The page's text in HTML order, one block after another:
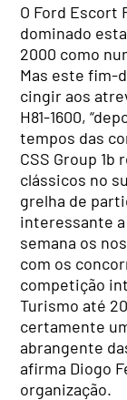
O Ford Escort
dominado
2000 como
Mas este fim-
cingir aos
H81-1600,
tempos das
CSS Group
clássicos no
grelha de
interessante
semana os
com os
competição
Turismo até
certamente
abrangente
afirma Diogo
organização.